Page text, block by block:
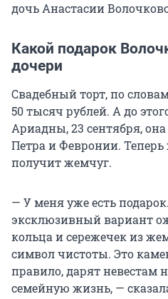
дочь Анастасии
Какой подарок
дочери
Свадебный торт, по
50 тысяч рублей. А до
Ариадны, 23 сентября,
Петра и Февронии. Теперь
получит жемчуг.
— У меня уже есть
эксклюзивный вариант
кольца и сережечек из
символ чистоты. Это
правило, дарят невестам
семейную жизнь, —